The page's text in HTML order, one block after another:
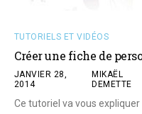
TUTORIELS ET VIDÉOS
Créer une fiche de
JANVIER 28,
2014
MIKAËL
DEMETTE
Ce tutoriel va vous